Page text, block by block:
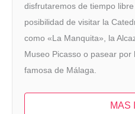
disfrutaremos de tiempo
posibilidad de visitar la
como «La Manquita», la
Museo Picasso o pasear
famosa de Málaga.
MAS